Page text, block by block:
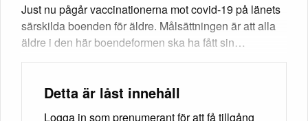
Just nu pågår vaccinationerna mot covid-19 på länets
särskilda boenden för äldre. Målsättningen är att alla
äldre i den här boendeformen ska ha fått sin…
Detta är låst innehåll
Logga in som prenumerant för att få tillgång